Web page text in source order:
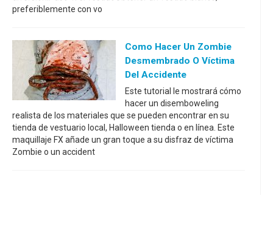
preferiblemente con vo
Como Hacer Un Zombie
Desmembrado O Víctima
Del Accidente
Este tutorial le mostrará cómo
hacer un disemboweling
realista de los materiales que se pueden encontrar en su
tienda de vestuario local, Halloween tienda o en línea. Este
maquillaje FX añade un gran toque a su disfraz de víctima
Zombie o un accident